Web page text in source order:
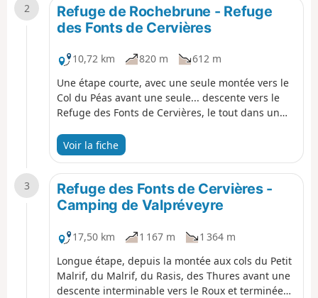
2
Refuge de Rochebrune - Refuge
des Fonts de Cervières
10,72 km 820 m
612 m
Une étape courte, avec une seule montée vers le
Col du Péas avant une seule... descente vers le
Refuge des Fonts de Cervières, le tout dans un
difficulté particulière et une belle vue sur le Pic
de Rochebrune et ses falaises avant le Col de
Péas.
Voir la fiche
3
Refuge des Fonts de Cervières -
Camping de Valpréveyre
17,50 km 1 167 m
1 364 m
Longue étape, depuis la montée aux cols du Petit
Malrif, du Malrif, du Rasis, des Thures avant une
descente interminable vers le Roux et terminée